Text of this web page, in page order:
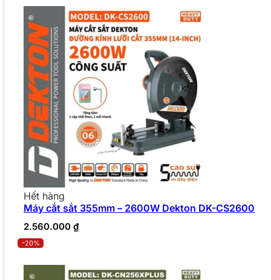
Hết hàng
Máy cắt sắt 355mm – 2600W Dekton DK-CS2600
2.560.000 ₫
-20%